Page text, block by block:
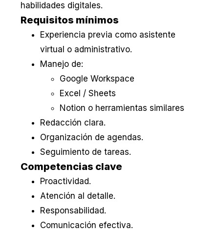
habilidades digitales.
Requisitos mínimos
Experiencia previa como asistente
virtual o administrativo.
Manejo de:
Google Workspace
Excel / Sheets
Notion o herramientas similares
Redacción clara.
Organización de agendas.
Seguimiento de tareas.
Competencias clave
Proactividad.
Atención al detalle.
Responsabilidad.
Comunicación efectiva.